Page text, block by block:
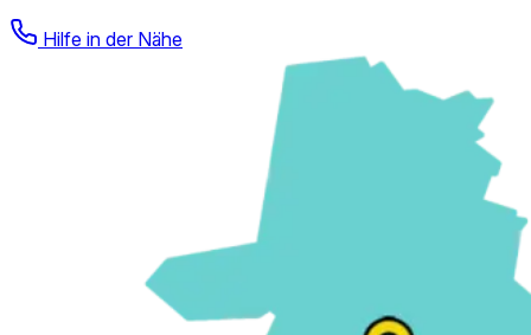
Hilfe in der Nähe